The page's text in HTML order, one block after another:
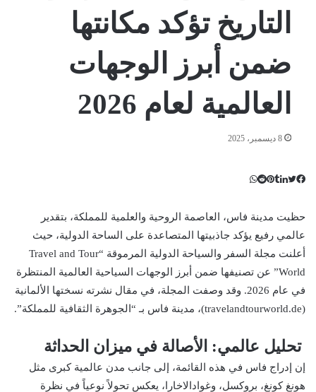
التاريخ تؤكد مكانتها
ضمن أبرز الوجهات
العالمية لعام 2026
8 ديسمبر، 2025
س
و
ك
ر
د
إ
ن
u
b
l
r
ي
ر
ي
س
e
d
i
t
ا
ب
حظيت مدينة فاس، العاصمة الروحية والعلمية للمملكة، بتقدير
عالمي رفيع يؤكد جاذبيتها المتصاعدة على الساحة الدولية، حيث
أعلنت مجلة السفر والسياحة الدولية المرموقة “Travel and Tour
World” عن تصنيفها ضمن أبرز الوجهات السياحية العالمية المنتظرة
في عام 2026. وقد وصفت المجلة، في مقال نشرته نسختها الألمانية
(travelandtourworld.de)، مدينة فاس بـ “الجوهرة الثقافية للمملكة”.
تحليل عالمي: الأصالة في ميزان الحداثة
إن إدراج فاس في هذه القائمة، إلى جانب مدن عالمية كبرى مثل
هونغ كونغ، بروكسل، وغوادالاخارا، يعكس تحولاً نوعياً في نظرة